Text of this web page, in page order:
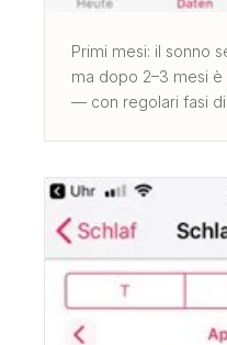
Primi mesi: il sonno
ma dopo 2–3 mesi
— con regolari fasi di